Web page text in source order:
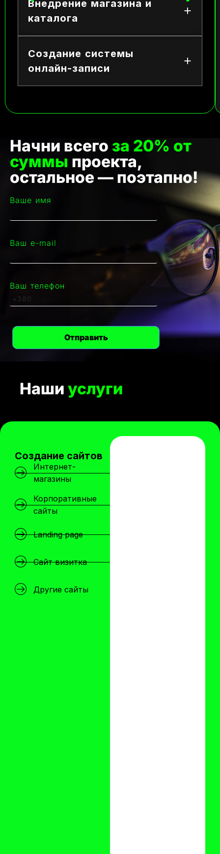
Внедрение магазина и
каталога
Создание системы
онлайн-записи
Начни всего за 20% от
суммы проекта,
остальное — поэтапно!
Ваше имя
Ваш e-mail
Ваш телефон
Наши услуги
Создание сайтов
Интернет-
магазины
Корпоративные
сайты
Landing page
Сайт визитка
Другие сайты